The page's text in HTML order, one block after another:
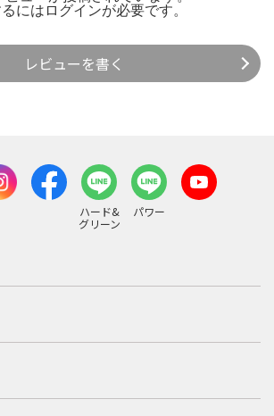
には ログインが必要です。
レビューを書く
ハード&
グリーン
パワー